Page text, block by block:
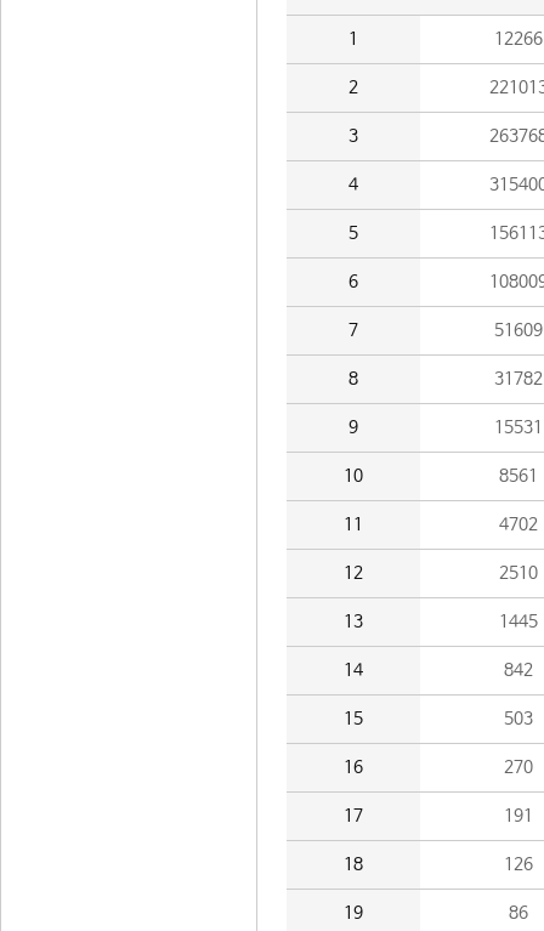
1 12266
2
3
4
5
6
7 51609
8 31782
9 15531
10 8561
11 4702
12 2510
13 1445
14 842
15 503
16 270
17 191
18 126
19 86